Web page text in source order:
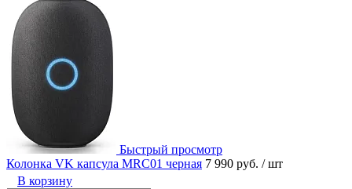
Быстрый просмотр
Колонка VK капсула MRC01 черная 7 990 руб. / шт
В корзину